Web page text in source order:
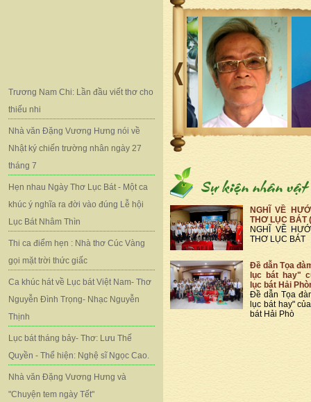
Trương Nam Chi: Lần đầu viết thơ cho
thiếu nhi
Nhà văn Đặng Vương Hưng nói về
Nhật ký chiến trường nhân ngày 27
tháng 7
Hẹn nhau Ngày Thơ Lục Bát - Một ca
khúc ý nghĩa ra đời vào đúng Lễ hội
Lục Bát Nhâm Thìn
Thi ca điểm hẹn : Nhà thơ Cúc Vàng
gọi mặt trời thức giấc
Ca khúc hát về Lục bát Việt Nam- Thơ
Nguyễn Đình Trọng- Nhạc Nguyễn
Thịnh
Lục bát tháng bảy- Thơ: Lưu Thế
Quyền - Thể hiện: Nghệ sĩ Ngọc Cao.
Nhà văn Đặng Vương Hưng và
"Chuyện tem ngày Tết"
NGHĨ VỀ
THƠ LỤC BÁT
NGHĨ VỀ
THƠ LỤC BÁT
Đề dẫn Tọa
lục bát hay"
lục bát Hải
Đề dẫn Tọa
lục bát hay"
bát Hải Phò